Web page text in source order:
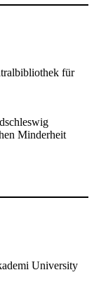
für
Minderheit
University